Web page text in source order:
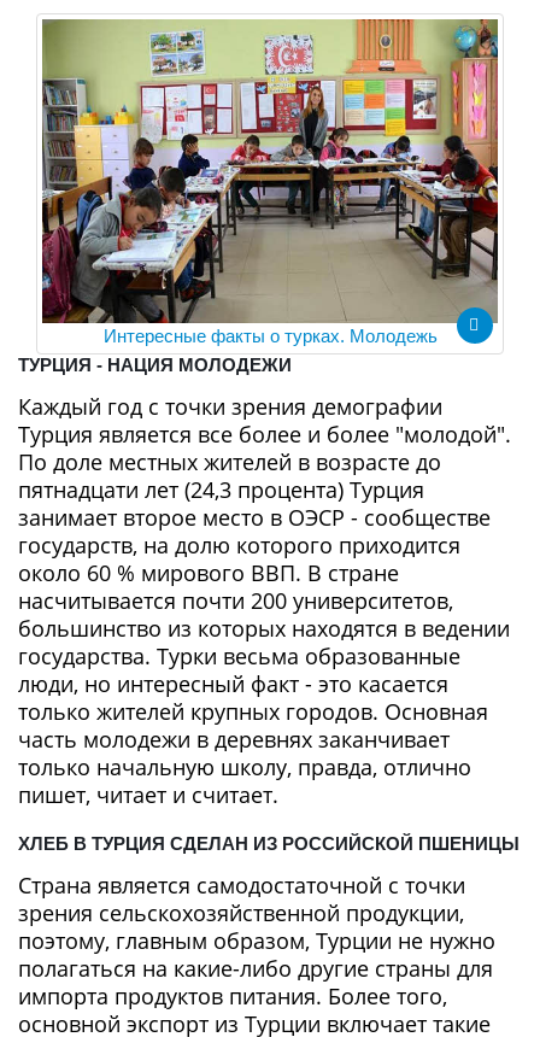
Интересные факты о турках. Молодежь
ТУРЦИЯ - НАЦИЯ МОЛОДЕЖИ
Каждый год с точки зрения демографии
Турция является все более и более "молодой".
По доле местных жителей в возрасте до
пятнадцати лет (24,3 процента) Турция
занимает второе место в ОЭСР - сообществе
государств, на долю которого приходится
около 60 % мирового ВВП. В стране
насчитывается почти 200 университетов,
большинство из которых находятся в ведении
государства. Турки весьма образованные
люди, но интересный факт - это касается
только жителей крупных городов. Основная
часть молодежи в деревнях заканчивает
только начальную школу, правда, отлично
пишет, читает и считает.
ХЛЕБ В ТУРЦИЯ СДЕЛАН ИЗ РОССИЙСКОЙ ПШЕНИЦЫ
Страна является самодостаточной с точки
зрения сельскохозяйственной продукции,
поэтому, главным образом, Турции не нужно
полагаться на какие-либо другие страны для
импорта продуктов питания. Более того,
основной экспорт из Турции включает такие